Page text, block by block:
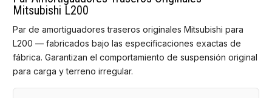
Mitsubishi L200
Par de amortiguadores traseros originales Mitsubishi para
L200 — fabricados bajo las especificaciones exactas de
fábrica. Garantizan el comportamiento de suspensión original
para carga y terreno irregular.